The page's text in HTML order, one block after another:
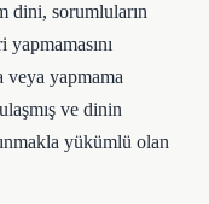
sorumluların
yapmama
ve dinin
yükümlü olan